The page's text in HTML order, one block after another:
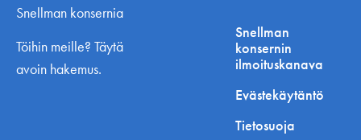
Snellman konsernia
Töihin meille? Täytä
avoin hakemus.
Snellman
konsernin
ilmoituskanava
Evästekäytäntö
Tietosuoja